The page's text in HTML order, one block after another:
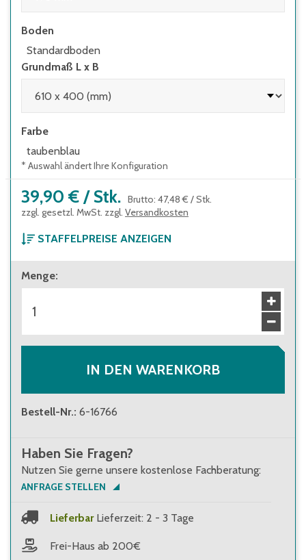
Boden
Standardboden
Grundmaß L x B
Farbe
taubenblau
* Auswahl ändert Ihre Konfiguration
39,90 € / Stk. Brutto: 47,48 € /Stk.
zzgl. gesetzl. MwSt. zzgl. Versandkosten
STAFFELPREISE ANZEIGEN
ab 1 Stück
39,90 €
ab 100 Stück
35,80 €
Menge:
IN DEN WARENKORB
Bestell-Nr.: 6-16766
Haben Sie Fragen?
Nutzen Sie gerne unsere kostenlose Fachberatung:
ANFRAGE STELLEN
Lieferbar Lieferzeit: 2 - 3 Tage
Frei-Haus ab 200€